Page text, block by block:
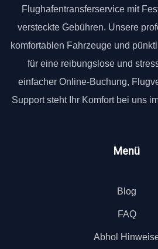
Flughafentransferservice mit
versteckte Gebühren. Unsere
komfortablen Fahrzeuge und
für eine reibungslose und
einfacher Online-Buchung,
Support steht Ihr Komfort bei uns
Menü
Blog
FAQ
Abhol